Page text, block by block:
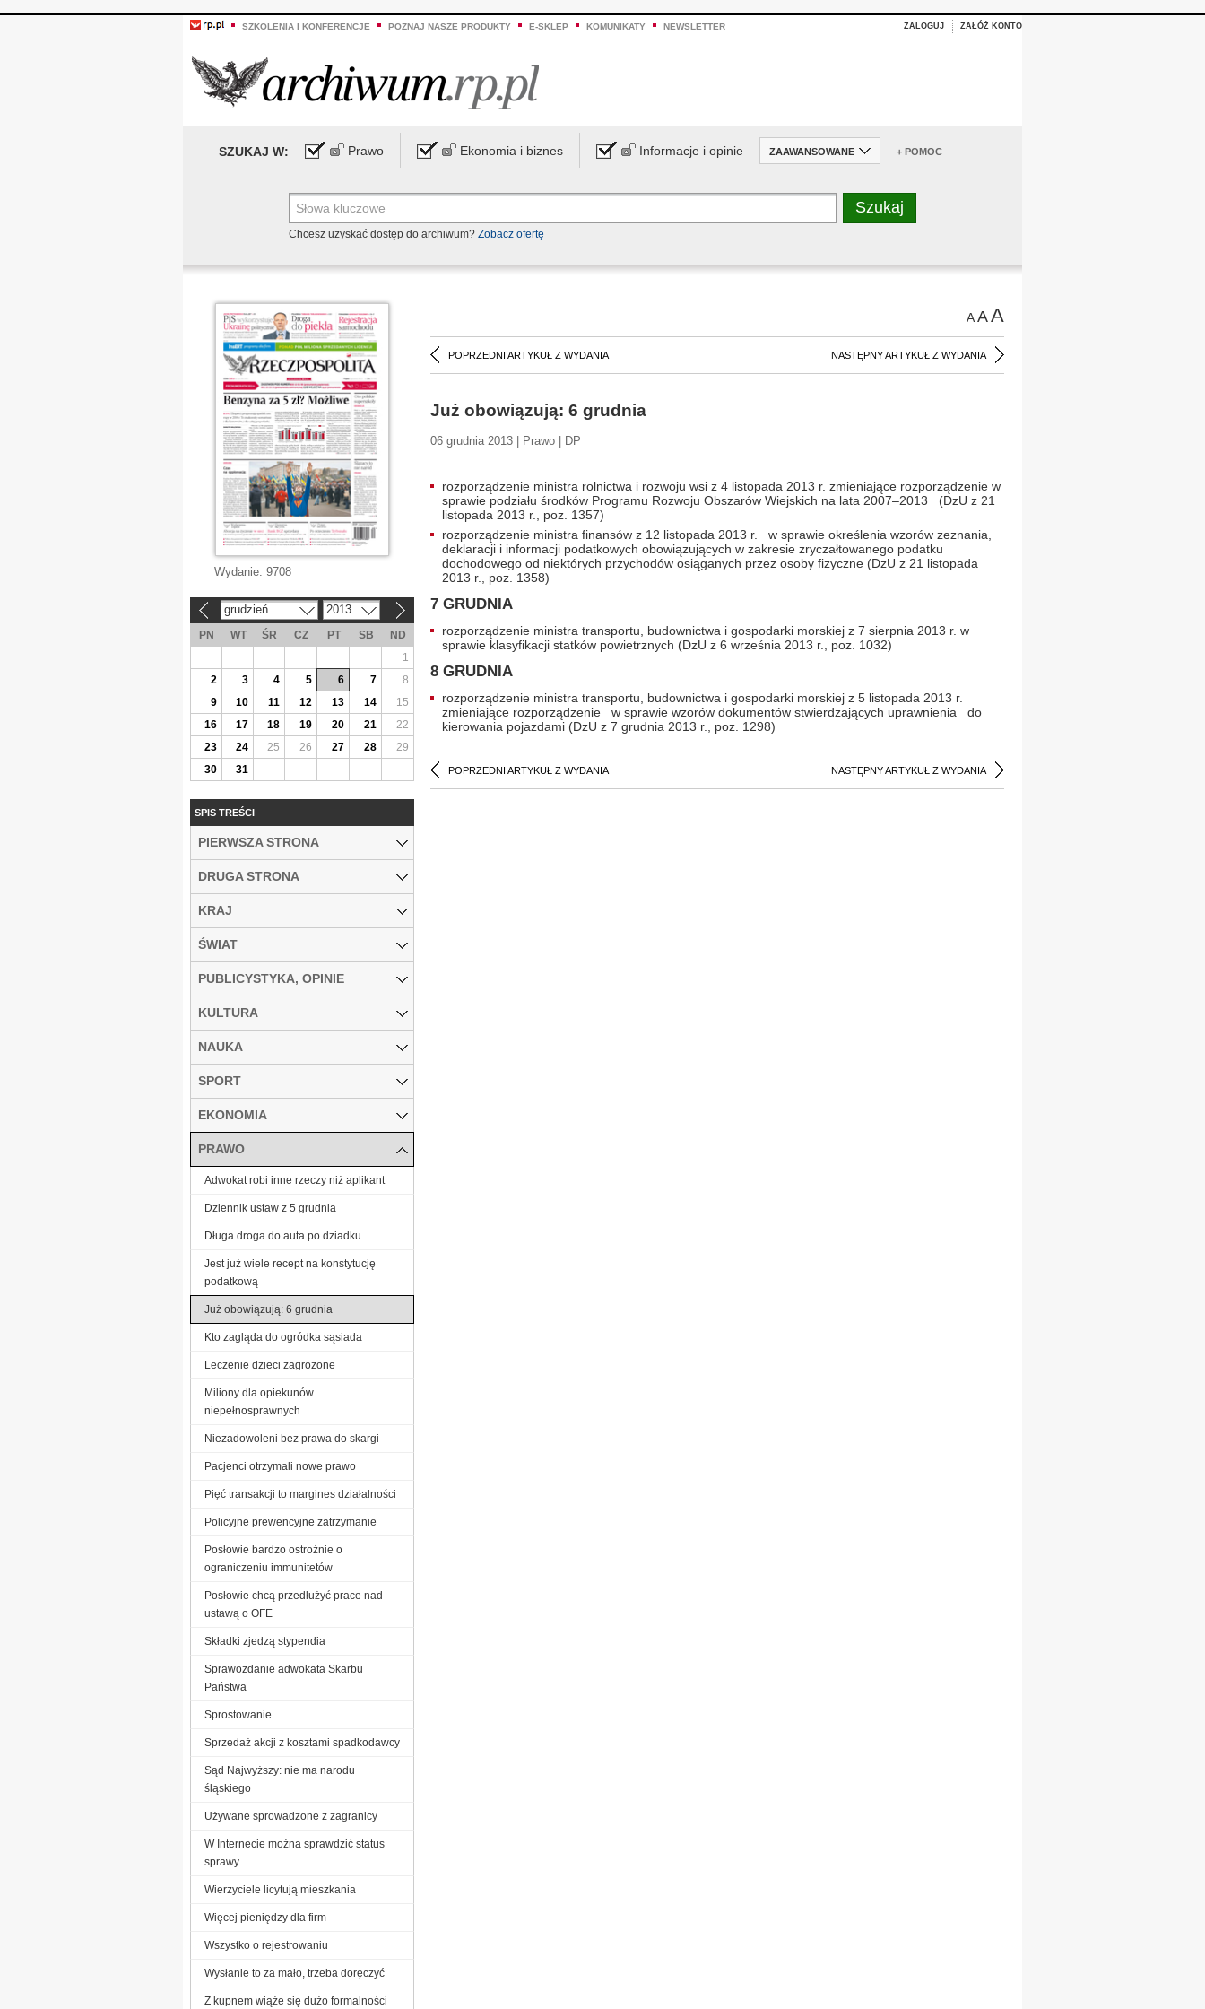
SZKOLENIA I KONFERENCJE POZNAJ NASZE PRODUKTY E-SKLEP KOMUNIKATY NEWSLETTER ZALOGUJ ZAŁÓŻ KONTO
SZUKAJ W: Prawo Ekonomia i biznes Informacje i opinie ZAAWANSOWANE + POMOC
Chcesz uzyskać dostęp do archiwum? Zobacz ofertę
AAA
POPRZEDNI ARTYKUŁ Z WYDANIA NASTĘPNY ARTYKUŁ Z WYDANIA
Już obowiązują: 6 grudnia
06 grudnia 2013 | Prawo | DP
rozporządzenie ministra rolnictwa i rozwoju wsi z 4 listopada 2013 r. zmieniające rozporządzenie w
sprawie podziału środków Programu Rozwoju Obszarów Wiejskich na lata 2007–2013 (DzU z 21
listopada 2013 r., poz. 1357)
rozporządzenie ministra finansów z 12 listopada 2013 r. w sprawie określenia wzorów zeznania,
deklaracji i informacji podatkowych obowiązujących w zakresie zryczałtowanego podatku
dochodowego od niektórych przychodów osiąganych przez osoby fizyczne (DzU z 21 listopada
2013 r., poz. 1358)
7 GRUDNIA
rozporządzenie ministra transportu, budownictwa i gospodarki morskiej z 7 sierpnia 2013 r. w
sprawie klasyfikacji statków powietrznych (DzU z 6 września 2013 r., poz. 1032)
8 GRUDNIA
rozporządzenie ministra transportu, budownictwa i gospodarki morskiej z 5 listopada 2013 r.
zmieniające rozporządzenie w sprawie wzorów dokumentów stwierdzających uprawnienia do
kierowania pojazdami (DzU z 7 grudnia 2013 r., poz. 1298)
POPRZEDNI ARTYKUŁ Z WYDANIA NASTĘPNY ARTYKUŁ Z WYDANIA
Wydanie: 9708
grudzień 2013
PN WT ŚR CZ PT SB
ND
1
2
3 4 5 6 7
8
9
10 11 12 13 14
15
16
17 18 19 20 21
22
23
24 25 26 27 28
29
30
31
SPIS TREŚCI
PIERWSZA STRONA
DRUGA STRONA
KRAJ
ŚWIAT
PUBLICYSTYKA, OPINIE
KULTURA
NAUKA
SPORT
EKONOMIA
PRAWO
Adwokat robi inne rzeczy niż aplikant
Dziennik ustaw z 5 grudnia
Długa droga do auta po dziadku
Jest już wiele recept na konstytucję
podatkową
Już obowiązują: 6 grudnia
Kto zagląda do ogródka sąsiada
Leczenie dzieci zagrożone
Miliony dla opiekunów
niepełnosprawnych
Niezadowoleni bez prawa do skargi
Pacjenci otrzymali nowe prawo
Pięć transakcji to margines działalności
Policyjne prewencyjne zatrzymanie
Posłowie bardzo ostrożnie o
ograniczeniu immunitetów
Posłowie chcą przedłużyć prace nad
ustawą o OFE
Składki zjedzą stypendia
Sprawozdanie adwokata Skarbu
Państwa
Sprostowanie
Sprzedaż akcji z kosztami spadkodawcy
Sąd Najwyższy: nie ma narodu
śląskiego
Używane sprowadzone z zagranicy
W Internecie można sprawdzić status
sprawy
Wierzyciele licytują mieszkania
Więcej pieniędzy dla firm
Wszystko o rejestrowaniu
Wysłanie to za mało, trzeba doręczyć
Z kupnem wiąże się dużo formalności